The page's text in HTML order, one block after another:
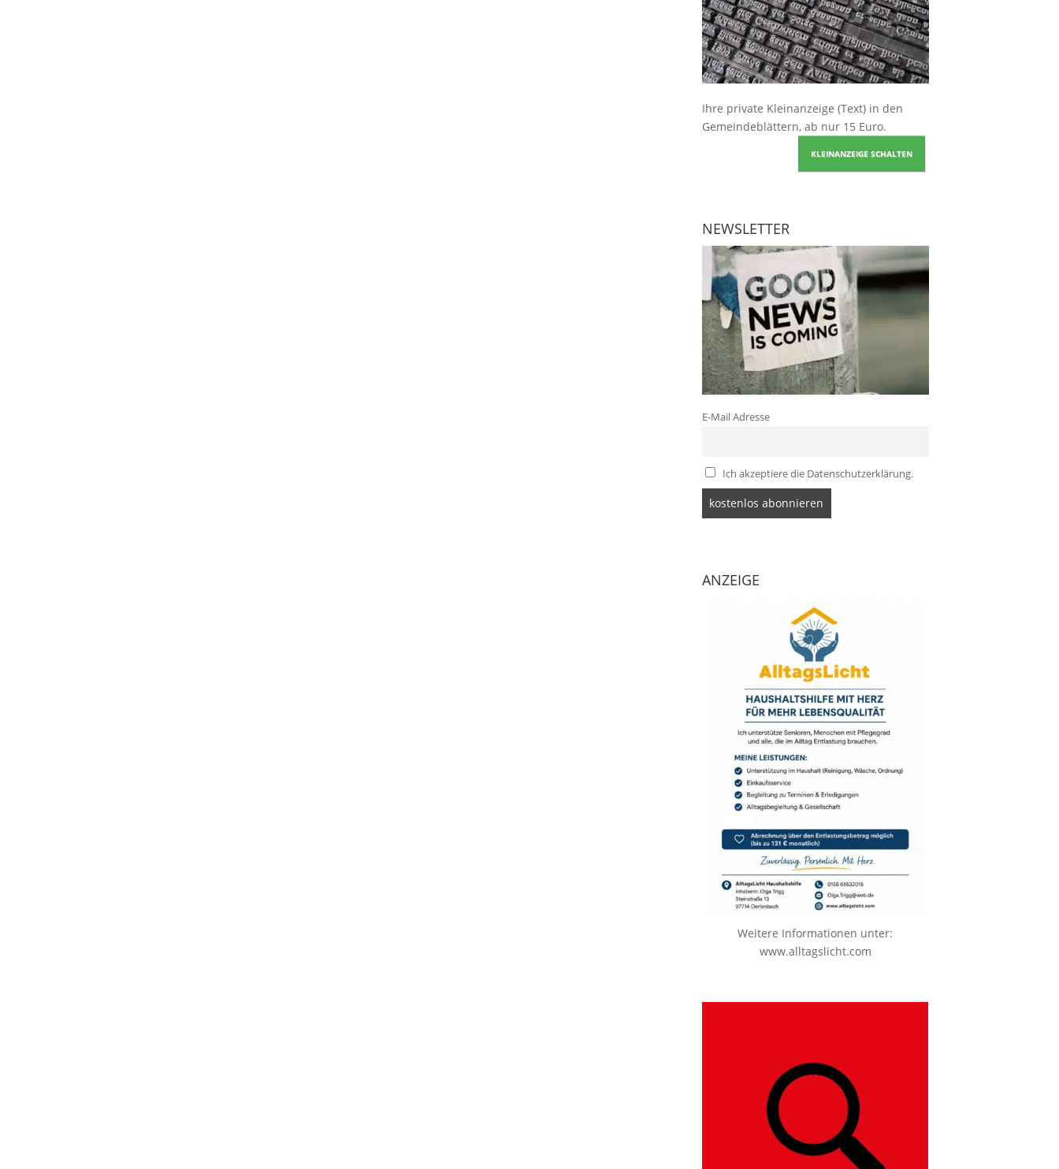
Ihre private Kleinanzeige (Text) in den
Gemeindeblättern, ab nur 15 Euro.
KLEINANZEIGE SCHALTEN
NEWSLETTER
E-Mail Adresse
Ich akzeptiere die Datenschutzerklärung.
ANZEIGE
Weitere Informationen unter:
www.alltagslicht.com